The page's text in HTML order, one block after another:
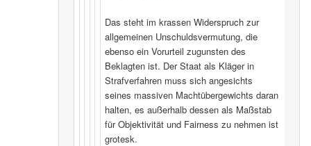
Das steht im krassen Widerspruch zur
allgemeinen Unschuldsvermutung, die
ebenso ein Vorurteil zugunsten des
Beklagten ist. Der Staat als Kläger in
Strafverfahren muss sich angesichts
seines massiven Machtübergewichts daran
halten, es außerhalb dessen als Maßstab
für Objektivität und Fairness zu nehmen ist
grotesk.